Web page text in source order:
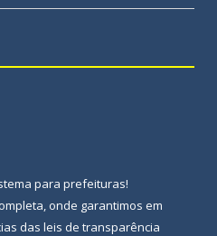
para prefeituras!
onde garantimos em
das leis de transparência